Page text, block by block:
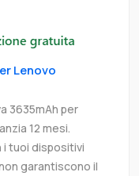
Lenovo
3635mAh per
12 mesi.
tuoi dispositivi
garantiscono il